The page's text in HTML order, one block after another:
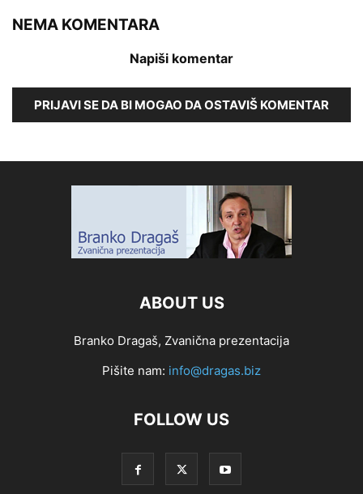
NEMA KOMENTARA
Napiši komentar
PRIJAVI SE DA BI MOGAO DA OSTAVIŠ KOMENTAR
ABOUT US
Branko Dragaš, Zvanična prezentacija
Pišite nam: info@dragas.biz
FOLLOW US